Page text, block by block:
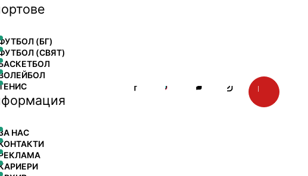
(БГ)
(СВЯТ)
НАС